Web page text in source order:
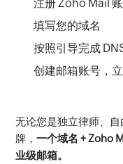
注册 Zoho Mail 账
填写您的域名
按照引导完成
创建邮箱账号，
无论您是独立律师、
牌，一个域名 + Zoho
业级邮箱。